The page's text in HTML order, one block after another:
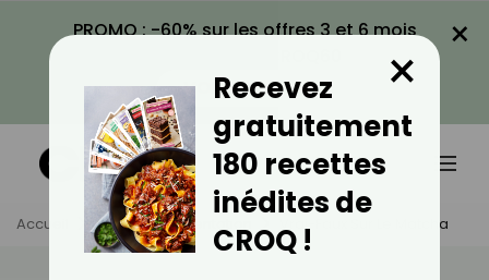
PROMO : -60% sur les offres 3 et 6 mois
VOIR LA PROMO
×
Accueil Actus Alimentation Vrai-Faux Sur Le Matcha
Recevez
gratuitement
180 recettes
inédites de
CROQ !
×